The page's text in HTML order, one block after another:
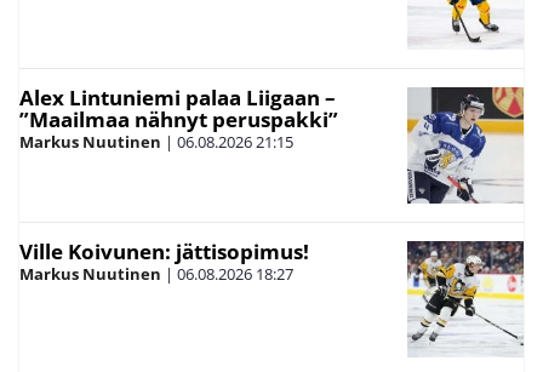
Alex Lintuniemi palaa Liigaan –
”Maailmaa nähnyt peruspakki”
Markus Nuutinen | 06.08.202621:15
Ville Koivunen: jättisopimus!
Markus Nuutinen | 06.08.2026 18:27